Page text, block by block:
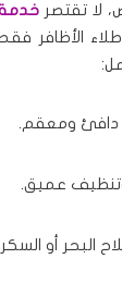
لا تقتصرخدمة
الأظافر
دافئ ومعقم.
وتنظيف عميق.
البحر أو السكر